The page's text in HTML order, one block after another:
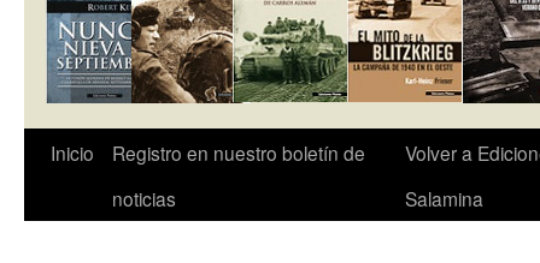
Inicio
Registro en nuestro boletín de
noticias
Volver a
Salamina